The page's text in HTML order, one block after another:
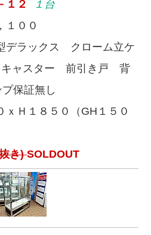
１２
１台
００
デラックス クローム立ケ
ャスター 前引き戸 背
保証無し
ｘＨ１８５０（GH１５０
き)SOLDOUT